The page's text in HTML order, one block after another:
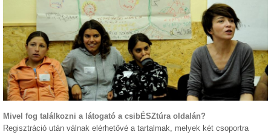
Mivel fog találkozni a látogató a csibÉSZtúra oldalán?
Regisztráció után válnak elérhetővé a tartalmak, melyek két csoportra